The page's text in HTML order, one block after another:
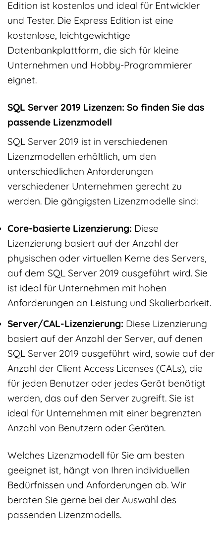
Edition ist kostenlos und ideal für Entwickler
und Tester. Die Express Edition ist eine
kostenlose, leichtgewichtige
Datenbankplattform, die sich für kleine
Unternehmen und Hobby-Programmierer
eignet.
SQL Server 2019 Lizenzen: So finden Sie das
passende Lizenzmodell
SQL Server 2019 ist in verschiedenen
Lizenzmodellen erhältlich, um den
unterschiedlichen Anforderungen
verschiedener Unternehmen gerecht zu
werden. Die gängigsten Lizenzmodelle sind:
Core-basierte Lizenzierung: Diese
Lizenzierung basiert auf der Anzahl der
physischen oder virtuellen Kerne des Servers,
auf dem SQL Server 2019 ausgeführt wird. Sie
ist ideal für Unternehmen mit hohen
Anforderungen an Leistung und Skalierbarkeit.
Server/CAL-Lizenzierung: Diese Lizenzierung
basiert auf der Anzahl der Server, auf denen
SQL Server 2019 ausgeführt wird, sowie auf der
Anzahl der Client Access Licenses (CALs), die
für jeden Benutzer oder jedes Gerät benötigt
werden, das auf den Server zugreift. Sie ist
ideal für Unternehmen mit einer begrenzten
Anzahl von Benutzern oder Geräten.
Welches Lizenzmodell für Sie am besten
geeignet ist, hängt von Ihren individuellen
Bedürfnissen und Anforderungen ab. Wir
beraten Sie gerne bei der Auswahl des
passenden Lizenzmodells.